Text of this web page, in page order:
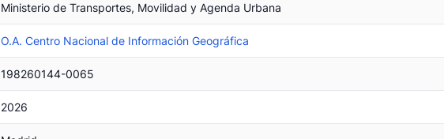
Ministerio de Transportes, Movilidad y Agenda Urbana
O.A. Centro Nacional de Información Geográfica
198260144-0065
2026